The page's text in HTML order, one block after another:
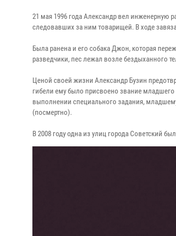
21 мая 1996 года Александр вел инженерную
следовавших за ним товарищей. В ходе
Была ранена и его собака Джон, которая
разведчики, пес лежал возле бездыханного
Ценой своей жизни Александр Бузин
гибели ему было присвоено звание
выполнении специального задания,
(посмертно).
В 2008 году одна из улиц города Советский